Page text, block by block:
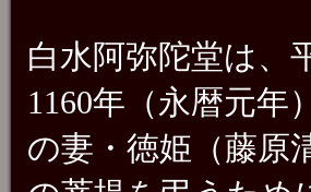
白水阿弥陀堂は、
1160年（永暦元年
の妻・徳姫（藤原